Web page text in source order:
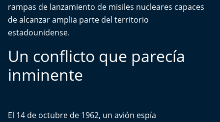
Deportes
Conexión Digital
La Ruta del Pulsar
Impacto Tecnológico
rampas de lanzamiento de misiles nucleares capaces
de alcanzar amplia parte del territorio
estadounidense.
Un conflicto que parecía
inminente
El 14 de octubre de 1962, un avión espía